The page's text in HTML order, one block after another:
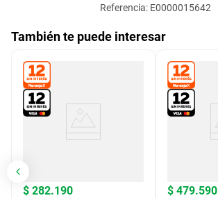
Referencia: E0000015642
También te puede interesar
$ 282.190 $ 479.590